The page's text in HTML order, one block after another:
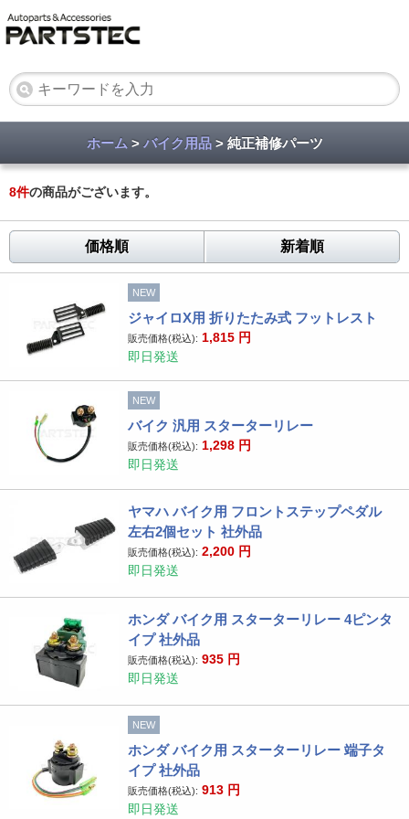
ホーム > バイク用品> 純正補修パーツ
8件の商品がございます。
価格順 新着順
NEW
ジャイロX用 折りたたみ式 フットレスト
販売価格(税込): 1,815 円
即日発送
NEW
バイク 汎用 スターターリレー
販売価格(税込): 1,298 円
即日発送
ヤマハ バイク用 フロントステップペダル
左右2個セット 社外品
販売価格(税込): 2,200 円
即日発送
ホンダ バイク用 スターターリレー 4ピンタ
イプ 社外品
販売価格(税込): 935 円
即日発送
NEW
ホンダ バイク用 スターターリレー 端子タ
イプ 社外品
販売価格(税込): 913 円
即日発送